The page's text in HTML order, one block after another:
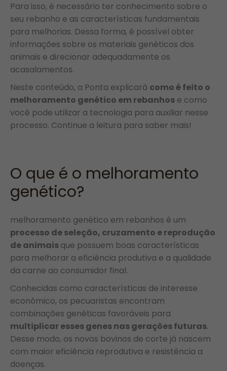
Para isso, é necessário ter conhecimento sobre o
seu rebanho e as características fundamentais
para melhorias. Dessa forma, é possível obter
informações sobre os materiais genéticos dos
animais e direcionar adequadamente os
acasalamentos.
Neste conteúdo, a Ponta explicará como é feito o
melhoramento genético em rebanhos e como
você pode utilizar a tecnologia para auxiliar nesse
processo. Continue a leitura para saber mais!
O que é o melhoramento
genético?
melhoramento genético em rebanhos é um
processo de seleção, cruzamento e reprodução
de animaisque possuem boas características
para melhorar a eficiência produtiva e a qualidade
da carne ao consumidor final.
Conhecidas como características de interesse
econômico, os pecuaristas encontram
combinações genéticas favoráveis para
multiplicar esses genes nas gerações futuras.
Desse modo, os novos bovinos de corte já nascem
com maior eficiência reprodutiva e resistência a
doenças.